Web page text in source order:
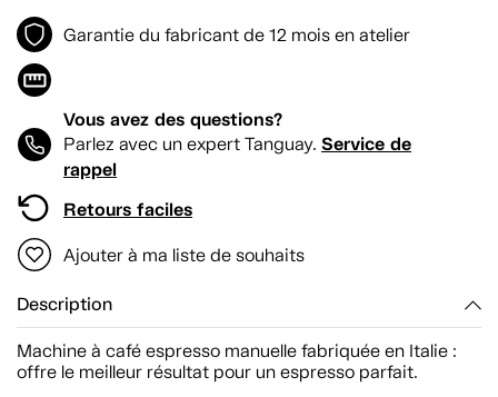
Garantie du fabricant de 12 mois en atelier
Vous avez des questions?
Parlez avec un expert Tanguay. Service de
rappel
Retours faciles
Ajouter à ma liste de souhaits
Description
Machine à café espresso manuelle fabriquée en Italie :
offre le meilleur résultat pour un espresso parfait.